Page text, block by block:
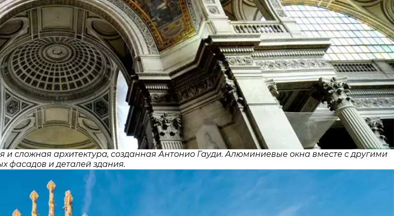
и сложная архитектура, созданная Антонио Гауди. Алюминиевые окна вместе с другими
фасадов и деталей здания.